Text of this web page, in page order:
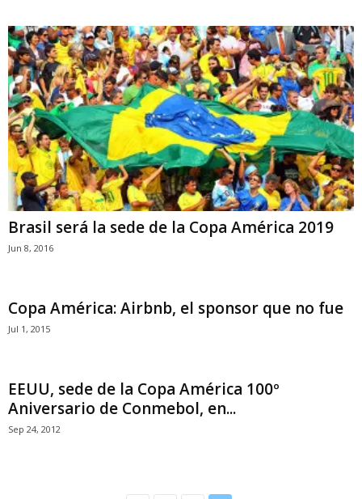
Brasil será la sede de la Copa América 2019
Jun 8, 2016
Copa América: Airbnb, el sponsor que no fue
Jul 1, 2015
EEUU, sede de la Copa América 100º
Aniversario de Conmebol, en...
Sep 24, 2012